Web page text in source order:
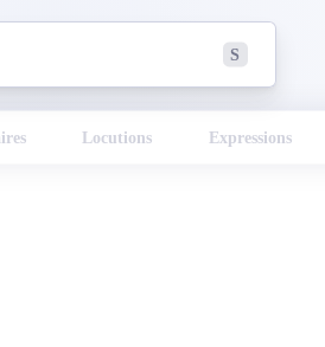
S
Locutions Expressions